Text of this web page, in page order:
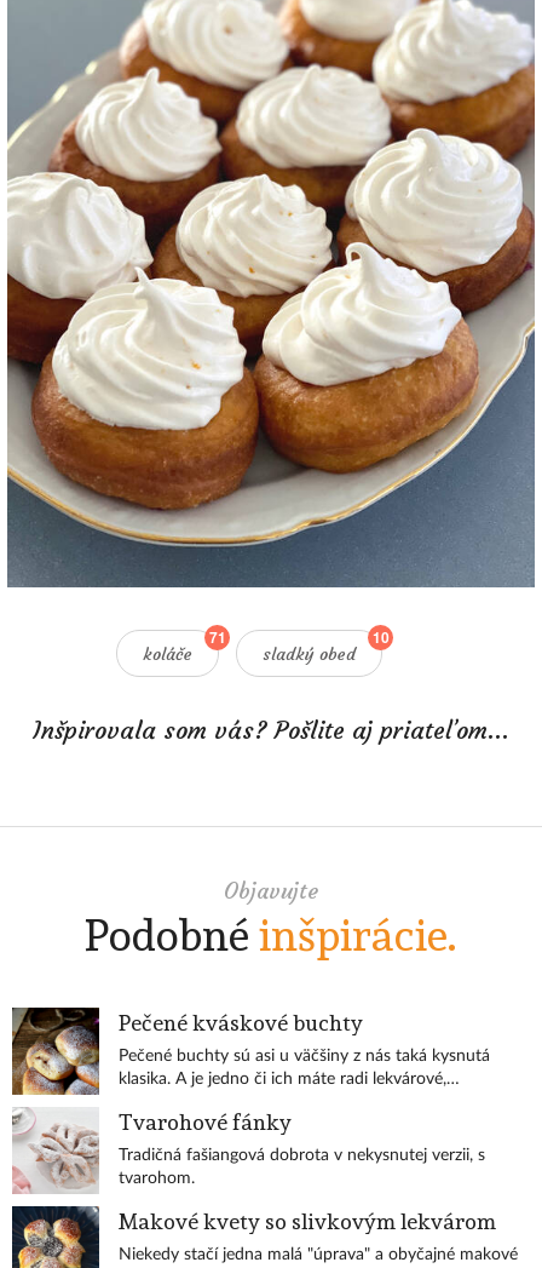
koláče
71
sladký obed
10
Inšpirovala som vás? Pošlite aj priateľom...
Objavujte
Podobné inšpirácie.
Pečené kváskové buchty
Pečené buchty sú asi u väčšiny z nás taká kysnutá
klasika. A je jedno či ich máte radi lekvárové,
niekoho možno vyšší level, ale stojí za vyskúšanie.
Tvarohové fánky
Tradičná fašiangová dobrota v nekysnutej verzii, s
tvarohom.
Makové kvety so slivkovým lekvárom
Niekedy stačí jedna malá "úprava" a obyčajné makové